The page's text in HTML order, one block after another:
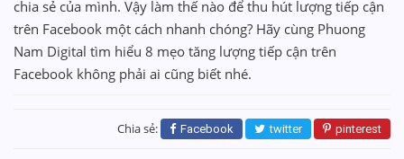
chia sẻ của mình. Vậy làm thế nào để thu hút lượng tiếp cận
trên Facebook một cách nhanh chóng? Hãy cùng Phuong
Nam Digital tìm hiểu 8 mẹo tăng lượng tiếp cận trên
Facebook không phải ai cũng biết nhé.
Chia sẻ: Facebook twitter pinterest